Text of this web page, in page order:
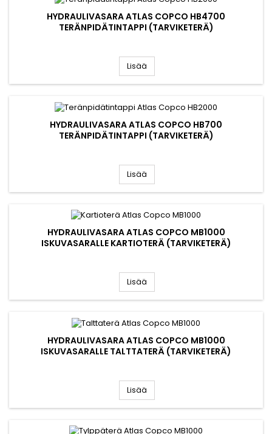
HYDRAULIVASARA ATLAS COPCO HB4700
TERÄNPIDÄTINTAPPI (TARVIKETERÄ)
Lisää
HYDRAULIVASARA ATLAS COPCO HB700
TERÄNPIDÄTINTAPPI (TARVIKETERÄ)
Lisää
HYDRAULIVASARA ATLAS COPCO MB1000
ISKUVASARALLE KARTIOTERÄ (TARVIKETERÄ)
Lisää
HYDRAULIVASARA ATLAS COPCO MB1000
ISKUVASARALLE TALTTATERÄ (TARVIKETERÄ)
Lisää